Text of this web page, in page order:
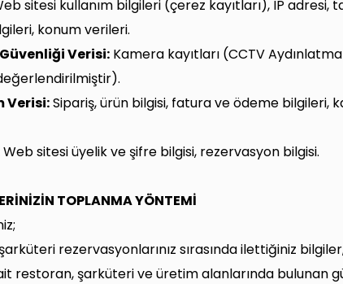
sitesi kullanım bilgileri (çerez kayıtları), IP adresi,
konum verileri.
Verisi: Kamera kayıtları (CCTV
Verisi:Sipariş, ürün bilgisi, fatura ve ödeme bilgileri,
Web sitesi üyelik ve şifre bilgisi, rezervasyon bilgisi.
TOPLANMA YÖNTEMİ
rezervasyonlarınız sırasında ilettiğiniz
restoran, şarküteri ve üretim alanlarında bulunan